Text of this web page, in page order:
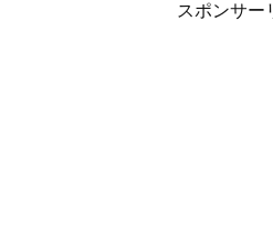
スポンサー